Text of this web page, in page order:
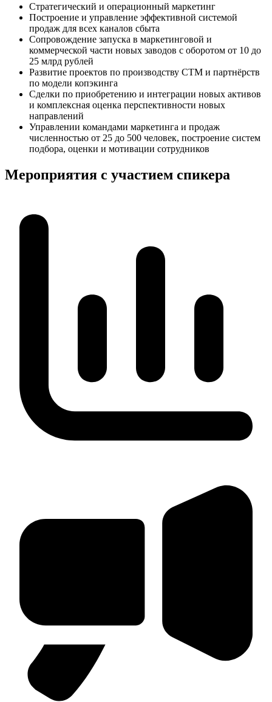
Стратегический и операционный маркетинг
Построение и управление эффективной системой
продаж для всех каналов сбыта
Сопровождение запуска в маркетинговой и
коммерческой части новых заводов с оборотом от 10 до
25 млрд рублей
Развитие проектов по производству СТМ и партнёрств
по модели копэкинга
Сделки по приобретению и интеграции новых активов
и комплексная оценка перспективности новых
направлений
Управлении командами маркетинга и продаж
численностью от 25 до 500 человек, построение систем
подбора, оценки и мотивации сотрудников
Мероприятия с участием спикера